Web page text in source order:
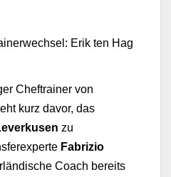
Cheftrainer von
kurz davor, das
zu
Fabrizio
Coach bereits